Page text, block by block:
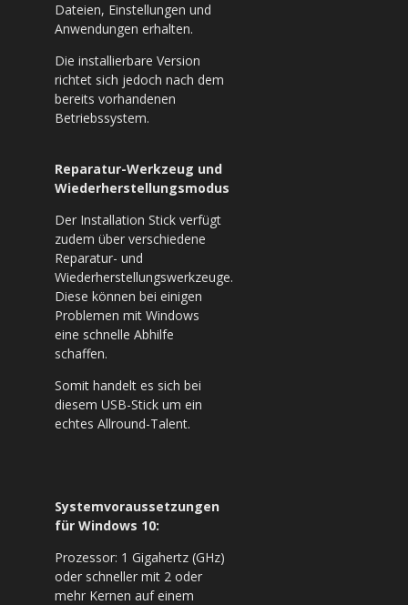
Dateien, Einstellungen und
Anwendungen erhalten.
Die installierbare Version
richtet sich jedoch nach dem
bereits vorhandenen
Betriebssystem.
Reparatur-Werkzeug und
Wiederherstellungsmodus
Der Installation Stick verfügt
zudem über verschiedene
Reparatur- und
Wiederherstellungswerkzeuge.
Diese können bei einigen
Problemen mit Windows
eine schnelle Abhilfe
schaffen.
Somit handelt es sich bei
diesem USB-Stick um ein
echtes Allround-Talent.
Systemvoraussetzungen
für Windows 10:
Prozessor: 1 Gigahertz (GHz)
oder schneller mit 2 oder
mehr Kernen auf einem